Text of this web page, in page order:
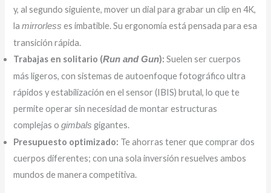
y, al segundo siguiente, mover un dial para grabar un clip en 4K,
lamirrorless es imbatible. Su ergonomía está pensada para esa
transición rápida.
Trabajas en solitario (Run and Gun): Suelen ser cuerpos
más ligeros, con sistemas de autoenfoque fotográfico ultra
rápidos y estabilización en el sensor (IBIS) brutal, lo que te
permite operar sin necesidad de montar estructuras
complejas ogimbals gigantes.
Presupuesto optimizado: Te ahorras tener que comprar dos
cuerpos diferentes; con una sola inversión resuelves ambos
mundos de manera competitiva.